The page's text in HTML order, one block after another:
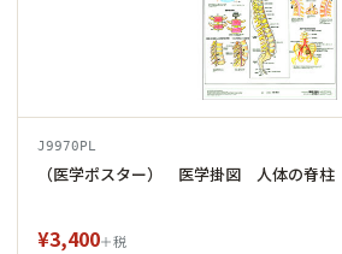
J9970PL
（医学ポスター） 医学掛図 人体の脊柱
¥3,400＋税